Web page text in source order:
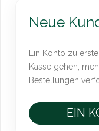
Neue
Ein Konto zu
Kasse gehen,
Bestellungen
EIN